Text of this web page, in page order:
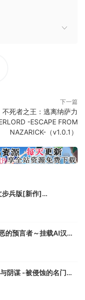
陷入了绝境。
出；为了让勇士们不
生存，一方面为了找
们不得不在这个全新
；蓄势待发，箭雨淋
者。你希望成为哪种
运用你的战斗技巧，
装备来探寻属于你
下一篇
不死者之王：逃离纳萨力
-ESCAPE FROM
NAZARICK-（v1.0.1）
步兵版[新作]
的预言者～挂载AI汉化
阴谋 -被侵蚀的名门女